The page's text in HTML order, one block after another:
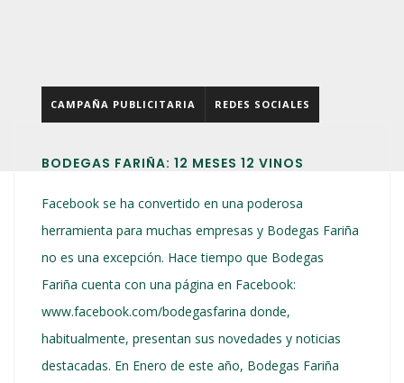
CAMPAÑA PUBLICITARIA REDES SOCIALES
BODEGAS FARIÑA: 12 MESES 12 VINOS
Facebook se ha convertido en una poderosa
herramienta para muchas empresas y Bodegas Fariña
no es una excepción. Hace tiempo que Bodegas
Fariña cuenta con una página en Facebook:
www.facebook.com/bodegasfarina donde,
habitualmente, presentan sus novedades y noticias
destacadas. En Enero de este año, Bodegas Fariña